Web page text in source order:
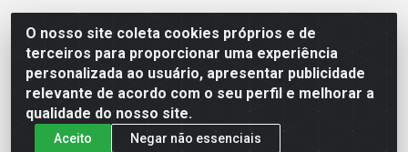
O nosso site coleta cookies próprios e de
terceiros para proporcionar uma experiência
personalizada ao usuário, apresentar publicidade
relevante de acordo com o seu perfil e melhorar a
qualidade do nosso site.
Aceito Negar não essenciais
Abreu & Silva - Rua Padre Jose de Souza Leite, 265 - Ariado,
Olho D'Água das Flores/AL - CEP 57.442-000 - CNPJ
04.790.656/0001-06